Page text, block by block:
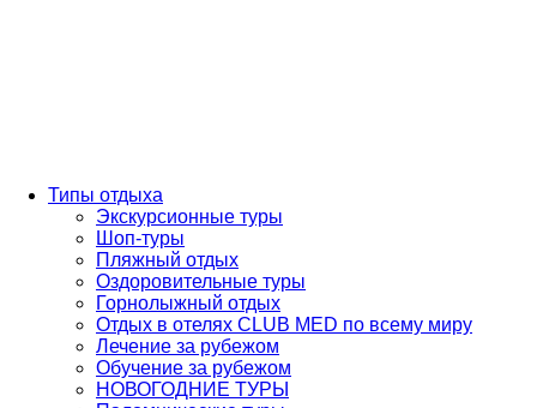
Типы отдыха
Экскурсионные туры
Шоп-туры
Пляжный отдых
Оздоровительные туры
Горнолыжный отдых
Отдых в отелях CLUB MED по всему миру
Лечение за рубежом
Обучение за рубежом
НОВОГОДНИЕ ТУРЫ